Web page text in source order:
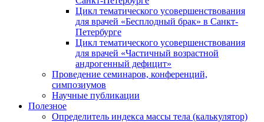
Цикл тематического усовершенствования
для врачей «Бесплодный брак» в Санкт-
Петербурге
Цикл тематического усовершенствования
для врачей «Частичный возрастной
андрогенный дефицит»
Проведение семинаров, конференций,
симпозиумов
Научные публикации
Полезное
Определитель индекса массы тела (калькулятор)